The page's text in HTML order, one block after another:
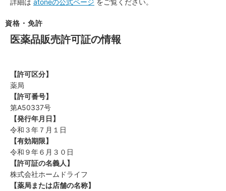
資格・免許
医薬品販売許可証の情報
【許可区分】
薬局
【許可番号】
第A50337号
【発行年月日】
令和３年７月１日
【有効期限】
令和９年６月３０日
【許可証の名義人】
株式会社ホームドライフ
【薬局または店舗の名称】